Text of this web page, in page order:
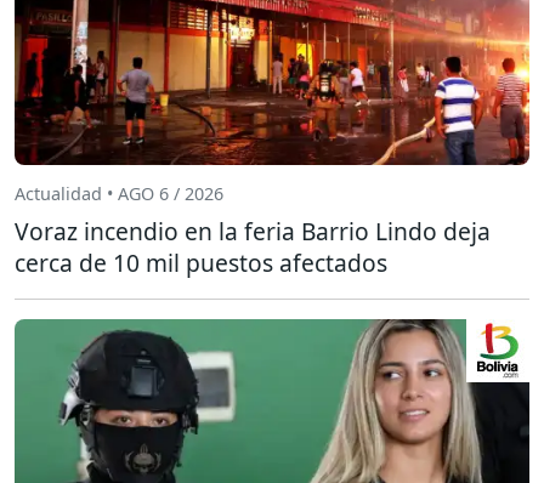
Actualidad • AGO 6 / 2026
Voraz incendio en la feria Barrio Lindo deja
cerca de 10 mil puestos afectados